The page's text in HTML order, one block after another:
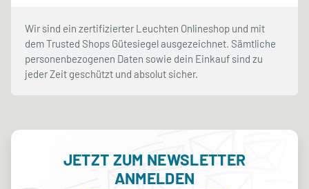
Wir sind ein zertifizierter Leuchten Onlineshop und mit
dem Trusted Shops Gütesiegel ausgezeichnet. Sämtliche
personenbezogenen Daten sowie dein Einkauf sind zu
jeder Zeit geschützt und absolut sicher.
JETZT ZUM NEWSLETTER
ANMELDEN